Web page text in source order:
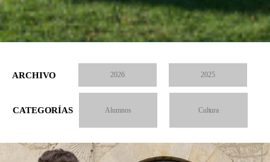
ARCHIVO 2026 2025
CATEGORÍAS Alumnos Cultura